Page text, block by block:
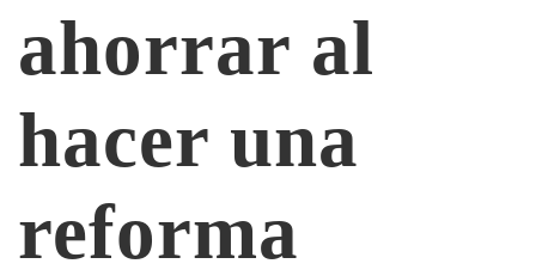
ahorrar al
hacer una
reforma